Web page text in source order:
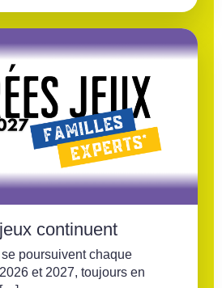
continuent
poursuivent chaque
et 2027, toujours en